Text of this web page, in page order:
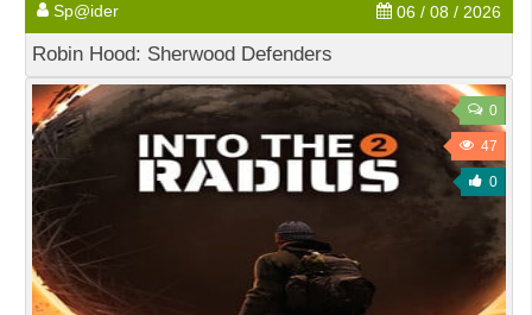
Sp@ider 06 / 08 / 2026
Robin Hood: Sherwood Defenders
0
47
0